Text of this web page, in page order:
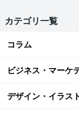
カテゴリ一覧
コラム
ビジネス・マーケ
デザイン・イラス